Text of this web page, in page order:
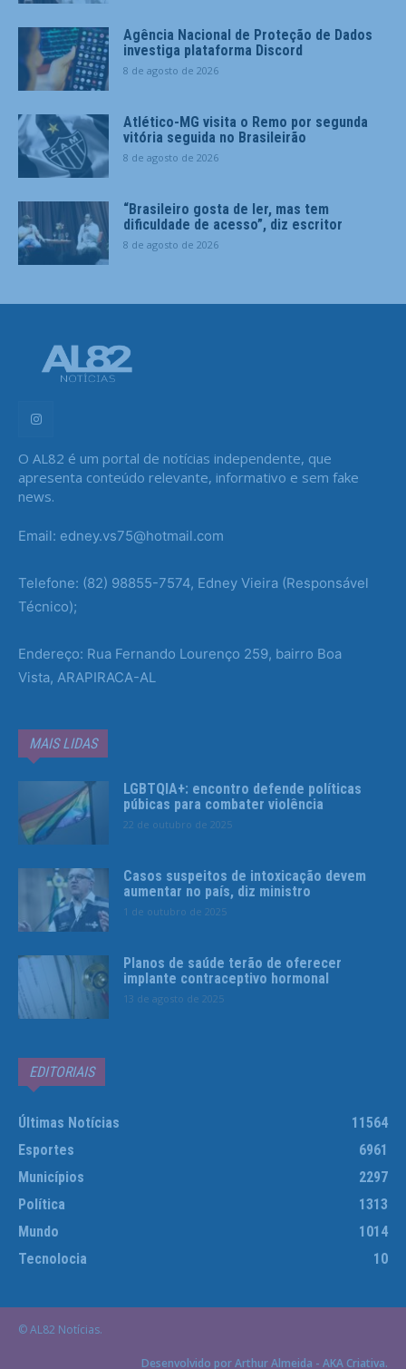
Agência Nacional de Proteção de Dados
investiga plataforma Discord
8 de agosto de 2026
Atlético-MG visita o Remo por segunda
vitória seguida no Brasileirão
8 de agosto de 2026
“Brasileiro gosta de ler, mas tem
dificuldade de acesso”, diz escritor
8 de agosto de 2026
O AL82 é um portal de notícias independente, que
apresenta conteúdo relevante, informativo e sem fake
news.
Email: edney.vs75@hotmail.com
Telefone: (82) 98855-7574, Edney Vieira (Responsável
Técnico);
Endereço: Rua Fernando Lourenço 259, bairro Boa
Vista, ARAPIRACA-AL
MAIS LIDAS
LGBTQIA+: encontro defende políticas
púbicas para combater violência
22 de outubro de 2025
Casos suspeitos de intoxicação devem
aumentar no país, diz ministro
1 de outubro de 2025
Planos de saúde terão de oferecer
implante contraceptivo hormonal
13 de agosto de 2025
EDITORIAIS
Últimas Notícias
11564
Esportes
6961
Municípios
2297
Política
1313
Mundo
1014
Tecnolocia
10
© AL82 Notícias.
Desenvolvido por Arthur Almeida - AKA Criativa.